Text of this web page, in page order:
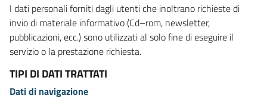
I dati personali forniti dagli utenti che inoltrano richieste di
invio di materiale informativo (Cd–rom, newsletter,
pubblicazioni, ecc.) sono utilizzati al solo fine di eseguire il
servizio o la prestazione richiesta.
TIPI DI DATI TRATTATI
Dati di navigazione